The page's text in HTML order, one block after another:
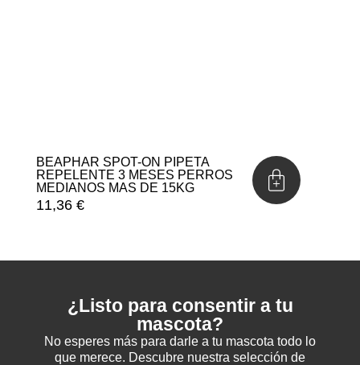
BEAPHAR SPOT-ON PIPETA
REPELENTE 3 MESES PERROS
MEDIANOS MAS DE 15KG
11,36 €
¿Listo para consentir a tu
mascota?
No esperes más para darle a tu mascota todo lo
que merece. Descubre nuestra selección de